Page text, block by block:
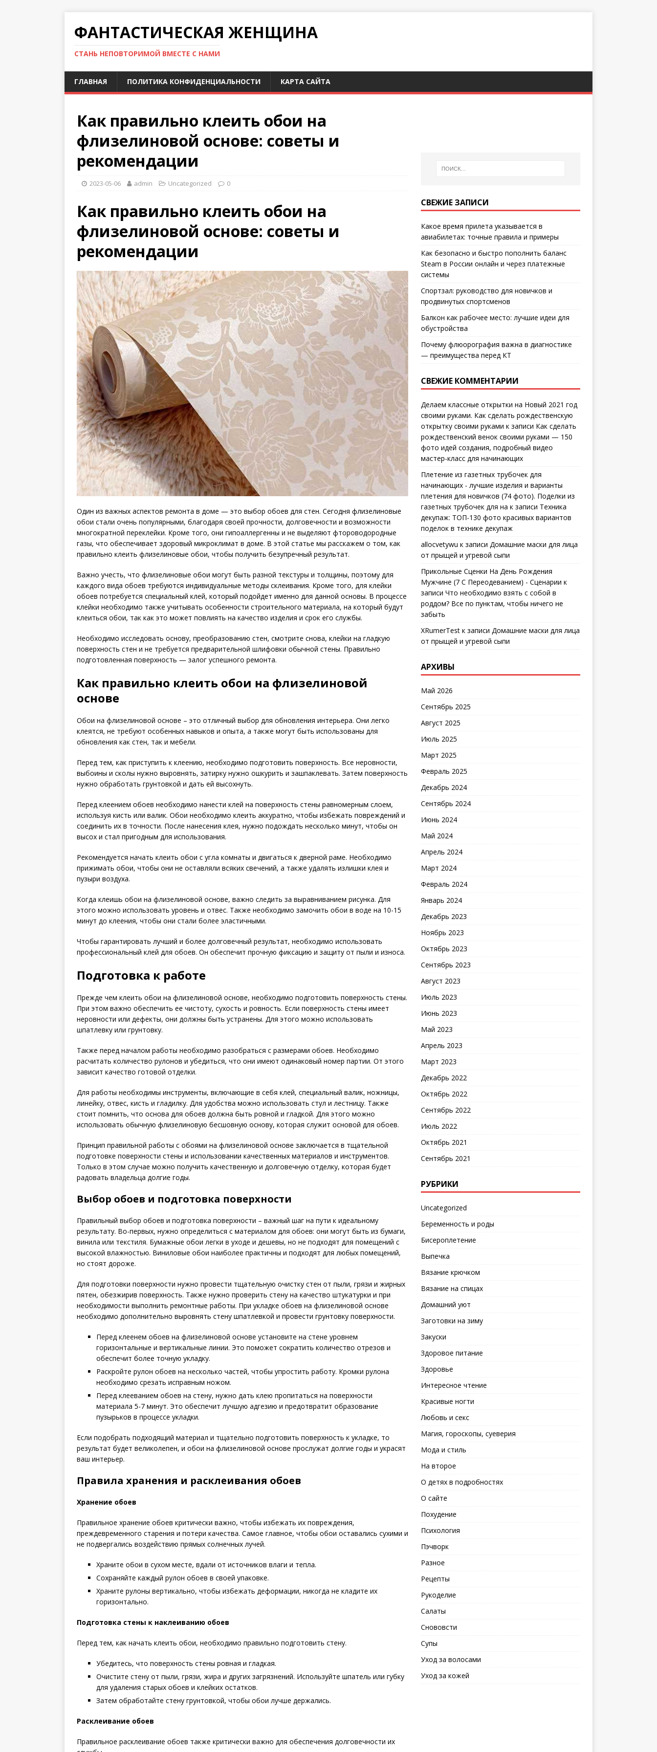
ФАНТАСТИЧЕСКАЯ ЖЕНЩИНА
СТАНЬ НЕПОВТОРИМОЙ ВМЕСТЕ С НАМИ
ГЛАВНАЯ ПОЛИТИКА КОНФИДЕНЦИАЛЬНОСТИ КАРТА САЙТА
Как правильно клеить обои на
флизелиновой основе: советы и
рекомендации
2023-05-06 admin Uncategorized 0
Как правильно клеить обои на
флизелиновой основе: советы и
рекомендации
Один из важных аспектов ремонта в доме — это выбор обоев для стен. Сегодня флизелиновые
обои стали очень популярными, благодаря своей прочности, долговечности и возможности
многократной переклейки. Кроме того, они гипоаллергенны и не выделяют фтороводородные
газы, что обеспечивает здоровый микроклимат в доме. В этой статье мы расскажем о том, как
правильно клеить флизелиновые обои, чтобы получить безупречный результат.
Важно учесть, что флизелиновые обои могут быть разной текстуры и толщины, поэтому для
каждого вида обоев требуются индивидуальные методы склеивания. Кроме того, для клейки
обоев потребуется специальный клей, который подойдет именно для данной основы. В процессе
клейки необходимо также учитывать особенности строительного материала, на который будут
клеиться обои, так как это может повлиять на качество изделия и срок его службы.
Необходимо исследовать основу, преобразованию стен, смотрите снова, клейки на гладкую
поверхность стен и не требуется предварительной шлифовки обычной стены. Правильно
подготовленная поверхность — залог успешного ремонта.
Как правильно клеить обои на флизелиновой
основе
Обои на флизелиновой основе – это отличный выбор для обновления интерьера. Они легко
клеятся, не требуют особенных навыков и опыта, а также могут быть использованы для
обновления как стен, так и мебели.
Перед тем, как приступить к клеению, необходимо подготовить поверхность. Все неровности,
выбоины и сколы нужно выровнять, затирку нужно ошкурить и зашпаклевать. Затем поверхность
нужно обработать грунтовкой и дать ей высохнуть.
Перед клеением обоев необходимо нанести клей на поверхность стены равномерным слоем,
используя кисть или валик. Обои необходимо клеить аккуратно, чтобы избежать повреждений и
соединить их в точности. После нанесения клея, нужно подождать несколько минут, чтобы он
высох и стал пригодным для использования.
Рекомендуется начать клеить обои с угла комнаты и двигаться к дверной раме. Необходимо
прижимать обои, чтобы они не оставляли всяких свечений, а также удалять излишки клея и
пузыри воздуха.
Когда клеишь обои на флизелиновой основе, важно следить за выравниванием рисунка. Для
этого можно использовать уровень и отвес. Также необходимо замочить обои в воде на 10-15
минут до клеения, чтобы они стали более эластичными.
Чтобы гарантировать лучший и более долговечный результат, необходимо использовать
профессиональный клей для обоев. Он обеспечит прочную фиксацию и защиту от пыли и износа.
Подготовка к работе
Прежде чем клеить обои на флизелиновой основе, необходимо подготовить поверхность стены.
При этом важно обеспечить ее чистоту, сухость и ровность. Если поверхность стены имеет
неровности или дефекты, они должны быть устранены. Для этого можно использовать
шпатлевку или грунтовку.
Также перед началом работы необходимо разобраться с размерами обоев. Необходимо
расчитать количество рулонов и убедиться, что они имеют одинаковый номер партии. От этого
зависит качество готовой отделки.
Для работы необходимы инструменты, включающие в себя клей, специальный валик, ножницы,
линейку, отвес, кисть и гладилку. Для удобства можно использовать стул и лестницу. Также
стоит помнить, что основа для обоев должна быть ровной и гладкой. Для этого можно
использовать обычную флизелиновую бесшовную основу, которая служит основой для обоев.
Принцип правильной работы с обоями на флизелиновой основе заключается в тщательной
подготовке поверхности стены и использовании качественных материалов и инструментов.
Только в этом случае можно получить качественную и долговечную отделку, которая будет
радовать владельца долгие годы.
Выбор обоев и подготовка поверхности
Правильный выбор обоев и подготовка поверхности – важный шаг на пути к идеальному
результату. Во-первых, нужно определиться с материалом для обоев: они могут быть из бумаги,
винила или текстиля. Бумажные обои легки в уходе и дешевы, но не подходят для помещений с
высокой влажностью. Виниловые обои наиболее практичны и подходят для любых помещений,
но стоят дороже.
Для подготовки поверхности нужно провести тщательную очистку стен от пыли, грязи и жирных
пятен, обезжирив поверхность. Также нужно проверить стену на качество штукатурки и при
необходимости выполнить ремонтные работы. При укладке обоев на флизелиновой основе
необходимо дополнительно выровнять стену шпатлевкой и провести грунтовку поверхности.
Перед клеенем обоев на флизелиновой основе установите на стене уровнем
горизонтальные и вертикальные линии. Это поможет сократить количество отрезов и
обеспечит более точную укладку.
Раскройте рулон обоев на несколько частей, чтобы упростить работу. Кромки рулона
необходимо срезать исправным ножом.
Перед клееванием обоев на стену, нужно дать клею пропитаться на поверхности
материала 5-7 минут. Это обеспечит лучшую адгезию и предотвратит образование
пузырьков в процессе укладки.
Если подобрать подходящий материал и тщательно подготовить поверхность к укладке, то
результат будет великолепен, и обои на флизелиновой основе прослужат долгие годы и украсят
ваш интерьер.
Правила хранения и расклеивания обоев
Хранение обоев
Правильное хранение обоев критически важно, чтобы избежать их повреждения,
преждевременного старения и потери качества. Самое главное, чтобы обои оставались сухими и
не подвергались воздействию прямых солнечных лучей.
Храните обои в сухом месте, вдали от источников влаги и тепла.
Сохраняйте каждый рулон обоев в своей упаковке.
Храните рулоны вертикально, чтобы избежать деформации, никогда не кладите их
горизонтально.
Подготовка стены к наклеиванию обоев
Перед тем, как начать клеить обои, необходимо правильно подготовить стену.
Убедитесь, что поверхность стены ровная и гладкая.
Очистите стену от пыли, грязи, жира и других загрязнений. Используйте шпатель или губку
для удаления старых обоев и клейких остатков.
Затем обработайте стену грунтовкой, чтобы обои лучше держались.
Расклеивание обоев
Правильное расклеивание обоев также критически важно для обеспечения долговечности их
СВЕЖИЕ ЗАПИСИ
Какое время прилета указывается в
авиабилетах: точные правила и примеры
Как безопасно и быстро пополнить баланс
Steam в России онлайн и через платежные
системы
Спортзал: руководство для новичков и
продвинутых спортсменов
Балкон как рабочее место: лучшие идеи для
обустройства
Почему флюорография важна в диагностике
— преимущества перед КТ
СВЕЖИЕ КОММЕНТАРИИ
Делаем классные открытки на Новый 2021 год
своими руками. Как сделать рождественскую
открытку своими руками к записи Как сделать
рождественский венок своими руками — 150
фото идей создания, подробный видео
мастер-класс для начинающих
Плетение из газетных трубочек для
начинающих - лучшие изделия и варианты
плетения для новичков (74 фото). Поделки из
газетных трубочек для на к записи Техника
декупаж: ТОП-130 фото красивых вариантов
поделок в технике декупаж
allocvetywu к записи Домашние маски для лица
от прыщей и угревой сыпи
Прикольные Сценки На День Рождения
Мужчине (7 С Переодеванием) - Сценарии к
записи Что необходимо взять с собой в
роддом? Все по пунктам, чтобы ничего не
забыть
XRumerTestк записи Домашние маски для лица
от прыщей и угревой сыпи
АРХИВЫ
Май 2026
Сентябрь 2025
Август 2025
Июль 2025
Март 2025
Февраль 2025
Декабрь 2024
Сентябрь 2024
Июнь 2024
Май 2024
Апрель 2024
Март 2024
Февраль 2024
Январь 2024
Декабрь 2023
Ноябрь 2023
Октябрь 2023
Сентябрь 2023
Август 2023
Июль 2023
Июнь 2023
Май 2023
Апрель 2023
Март 2023
Декабрь 2022
Октябрь 2022
Сентябрь 2022
Июль 2022
Октябрь 2021
Сентябрь 2021
РУБРИКИ
Uncategorized
Беременность и роды
Бисероплетение
Выпечка
Вязание крючком
Вязание на спицах
Домашний уют
Заготовки на зиму
Закуски
Здоровое питание
Здоровье
Интересное чтение
Красивые ногти
Любовь и секс
Магия, гороскопы, суеверия
Мода и стиль
На второе
О детях в подробностях
О сайте
Похудение
Психология
Пэчворк
Разное
Рецепты
Рукоделие
Салаты
Снововсти
Супы
Уход за волосами
Уход за кожей